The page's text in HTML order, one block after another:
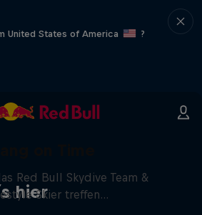
United States of America
?
hier
Red Bull Skydive Team &
Skier treffen...